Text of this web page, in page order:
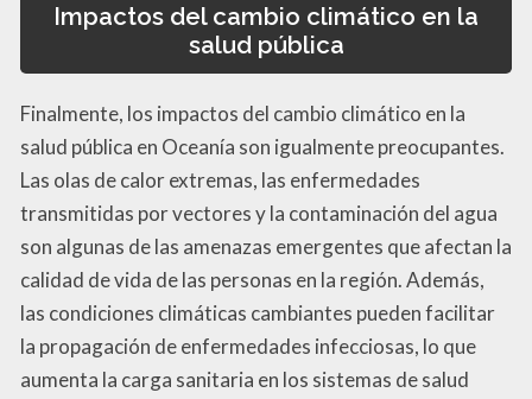
Impactos del cambio climático en la
salud pública
Finalmente, los impactos del cambio climático en la
salud pública en Oceanía son igualmente preocupantes.
Las olas de calor extremas, las enfermedades
transmitidas por vectores y la contaminación del agua
son algunas de las amenazas emergentes que afectan la
calidad de vida de las personas en la región. Además,
las condiciones climáticas cambiantes pueden facilitar
la propagación de enfermedades infecciosas, lo que
aumenta la carga sanitaria en los sistemas de salud